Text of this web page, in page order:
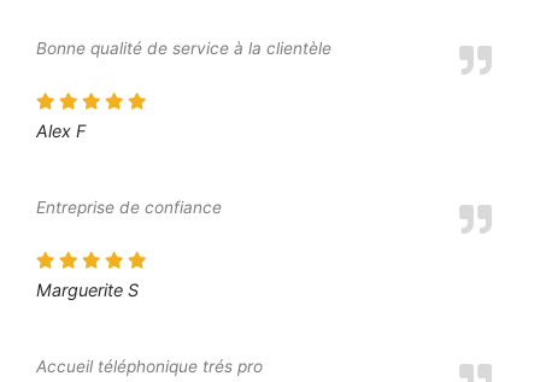
Bonne qualité de service à la clientèle
Alex F
Entreprise de confiance
Marguerite S
Accueil téléphonique trés pro